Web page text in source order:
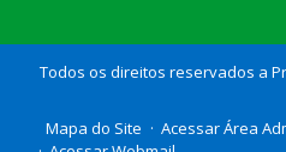
Todos os direitos reservados a
Mapa do Site
Acessar Área